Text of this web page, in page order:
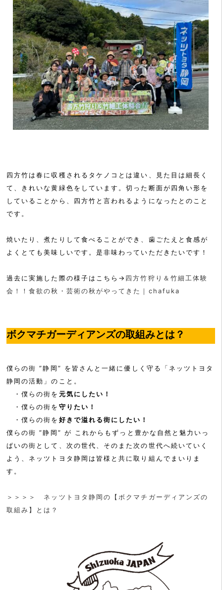
四方竹は春に収穫されるタケノコとは違い、見た目は細長く
て、きれいな黄緑色をしています。切った断面が四角い形を
していることから、四方竹と言われるようになったとのこと
です。
焼いたり、煮たりして食べることができ、歯ごたえと食感が
よくとても美味しいです。是非味わっていただきたいです！
過去に実施した際の様子はこちら→ 四方竹狩り＆竹細工体験
会！！食欲の秋・芸術の秋がやってきた｜chafuka
ボクマチガーディアンズの取組みとは？
僕らの街 ”静岡” を皆さんと一緒に優しく守る「ネッツトヨタ
静岡の活動」のこと。
・僕らの街を 元気にしたい！
・僕らの街を 守りたい！
・僕らの街を 好きで溢れる街にしたい！
僕らの街 ”静岡” が これからもずっと豊かな自然と魅力いっ
ぱいの街として、次の世代、そのまた次の世代へ続いていく
よう、ネッツトヨタ静岡は皆様と共に取り組んでまいりま
す。
＞＞＞＞ ネッツトヨタ静岡の【ボクマチガーディアンズの
取組み】とは？